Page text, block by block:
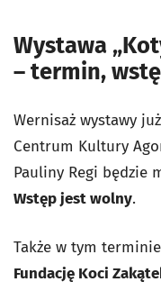
Wystawa
– termin,
Wernisaż wystawy
Centrum Kultury
Pauliny Regi będzie
Wstęp jest wolny.
Także w tym
Fundację Koci